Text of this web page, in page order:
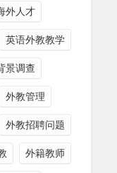
外人才
英语外教教学
景调查
外教管理
外教招聘问题
外籍教师